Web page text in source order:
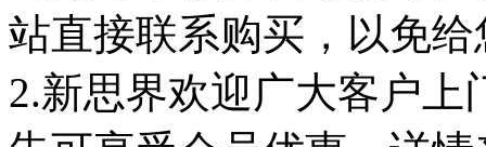
站直接联系购买，以免
2.新思界欢迎广大客户